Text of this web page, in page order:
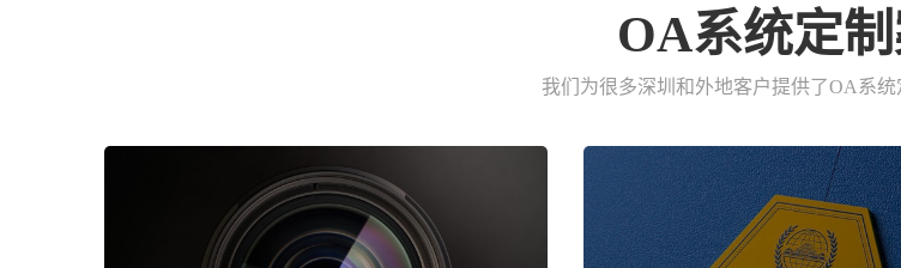
OA系统定制
我们为很多深圳和外地客户提供了OA系